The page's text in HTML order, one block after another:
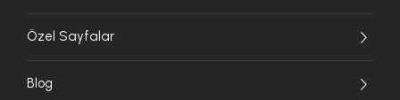
Özel Sayfalar
Blog